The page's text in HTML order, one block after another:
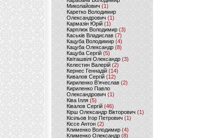
Миколайович (1)
Каретко Володимир
Олександрович (1)
Кармазін Юрій(1)
Карплюк Володимир(3)
Каськів Владислав (7)
Кацуба Володимир (4)
Кацуба Олександр (8)
Кацуба Сергій (5)
Квіташвілі Олександр(3)
Келестин Валерій(2)
Кернес Геннадій (14)
Кивалов Сергій (12)
Кириленко В’ячеслав (2)
Кириленко Павло
Олександрович (1)
Ківа Ілля (5)
Ківалов Сергій(46)
Кірш Олександр Вікторович (1)
Кісільов Ігор Петрович (1)
Кіссе Антон (2)
Клименко Володимир(4)
Клименко Олександр (8)